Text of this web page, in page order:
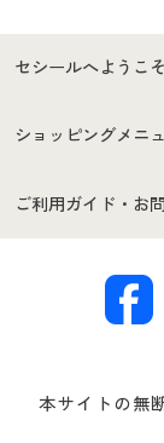
セシールへようこそ
はじめての方へ
セシールご利用規約
著作権・商標につ
ショッピングメニ
商品カテゴリ
プレゼント＆キャ
ご利用ガイド・お
交換・返品は
ついて
本サイトの無